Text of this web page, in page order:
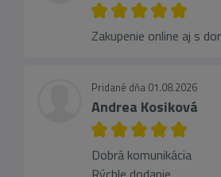
Zakupenie online aj s
Pridané dňa 01.08.2026
Andrea Kosiková
Dobrá komunikácia